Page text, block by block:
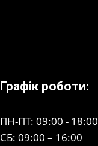
Графік роботи:
ПН-ПТ: 09:00 - 18:00
СБ: 09:00 – 16:00